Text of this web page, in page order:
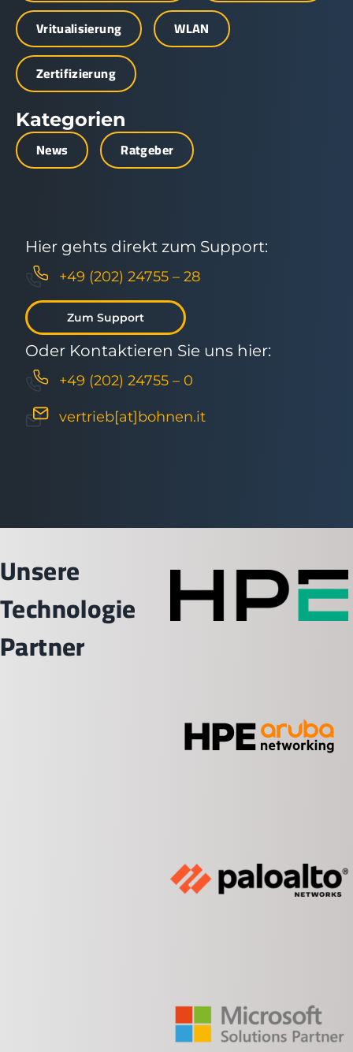
Vritualisierung
WLAN
Zertifizierung
Kategorien
News Ratgeber
Hier gehts direkt zum Support:
+49 (202) 24755 – 28
Zum Support
Oder Kontaktieren Sie uns hier:
+49 (202) 24755 – 0
vertrieb[at]bohnen.it
Unsere
Technologie
Partner